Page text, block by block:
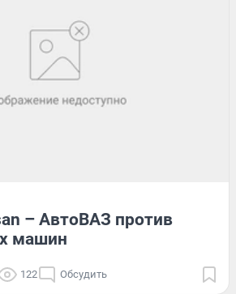
– АвтоВАЗ против
машин
122 Обсудить